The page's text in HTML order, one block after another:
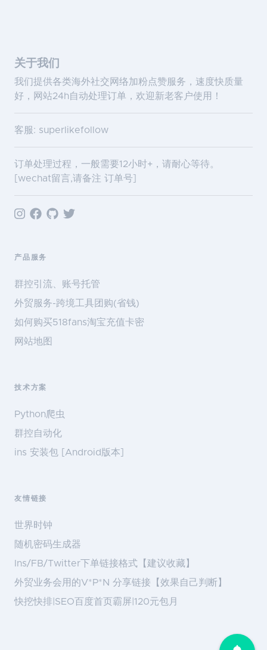
关于我们
我们提供各类海外社交网络加粉点赞服务，速度快质量
好，网站24h自动处理订单，欢迎新老客户使用！
客服: superlikefollow
订单处理过程，一般需要12小时+，请耐心等待。
[wechat留言,请备注 订单号]
产品服务
群控引流、账号托管
外贸服务-跨境工具团购(省钱)
如何购买518fans淘宝充值卡密
网站地图
技术方案
Python爬虫
群控自动化
ins 安装包 [Android版本]
友情链接
世界时钟
随机密码生成器
Ins/FB/Twitter下单链接格式【建议收藏】
外贸业务会用的V*P*N 分享链接【效果自己判断】
快挖快排|SEO百度首页霸屏|120元包月